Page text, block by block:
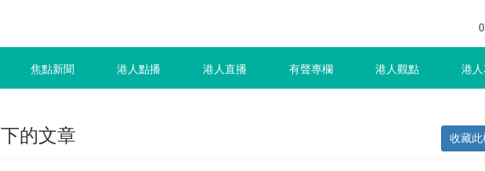
焦點新聞 港人點播 港人直播 有聲專欄 港人觀點 港
下的文章 收藏此